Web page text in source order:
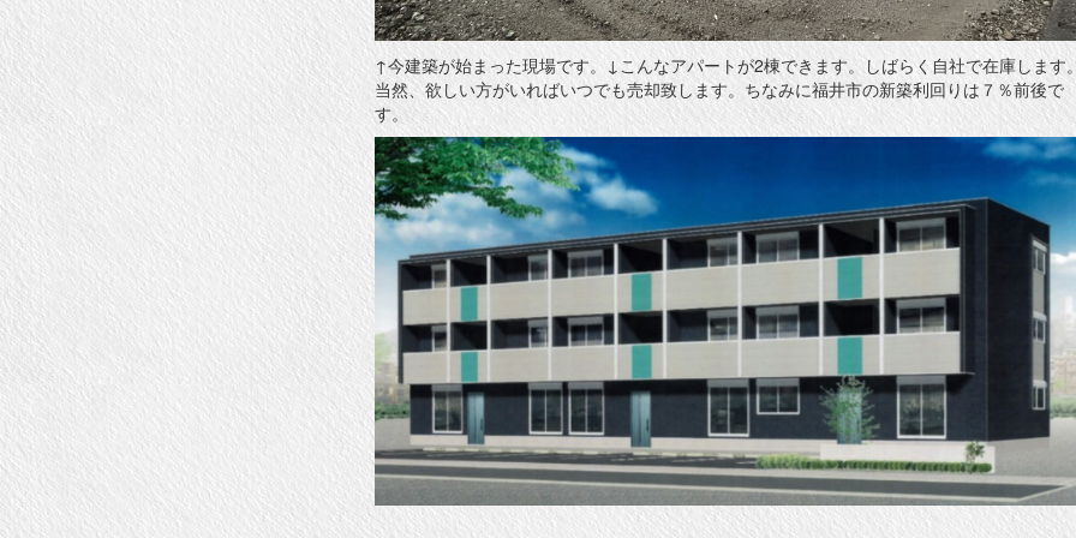
↑今建築が始まった現場です。↓こんなアパートが2棟できます。しばらく自社で在庫します
当然、欲しい方がいればいつでも売却致します。ちなみに福井市の新築利回りは７％前後で
す。